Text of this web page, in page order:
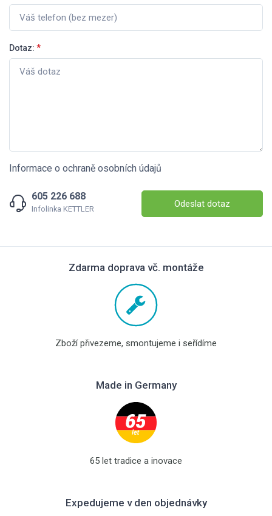
Dotaz: *
Informace o ochraně osobních údajů
605 226 688
Infolinka KETTLER Odeslat dotaz
Zdarma doprava vč. montáže
Zboží přivezeme, smontujeme i seřídíme
Made in Germany
65 let tradice a inovace
Expedujeme v den objednávky